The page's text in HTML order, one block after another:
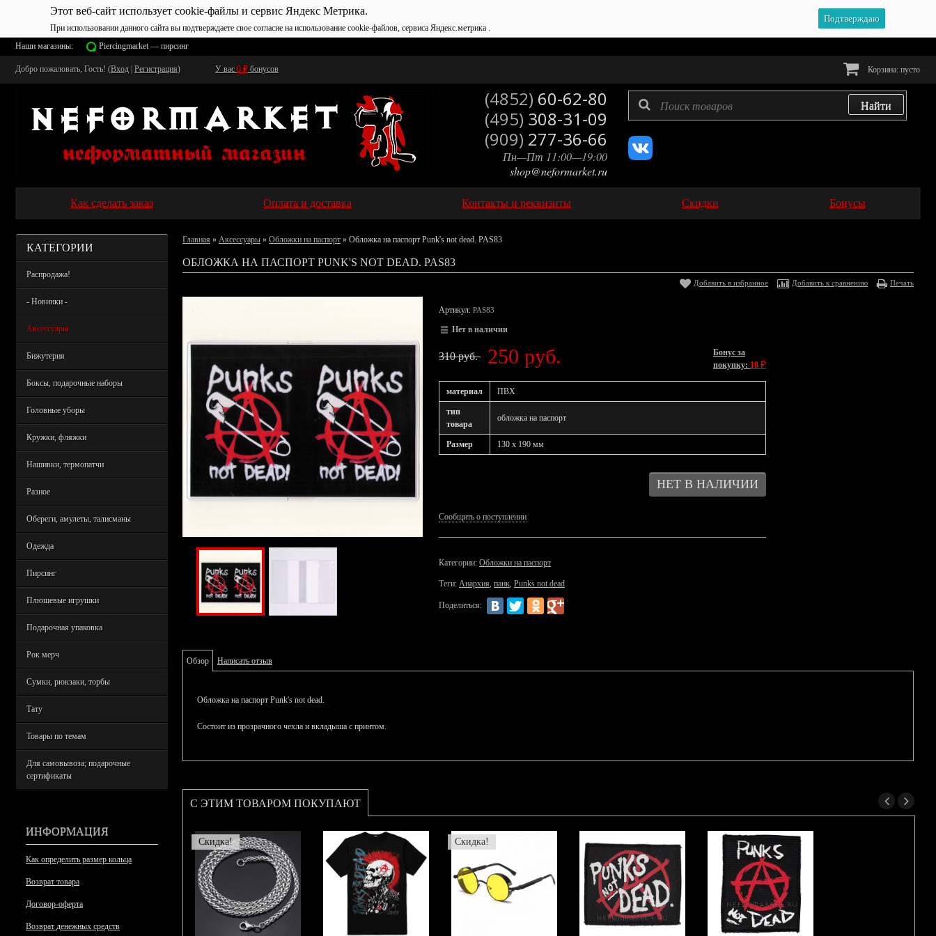
Этот веб-сайт использует cookie-файлы и сервис Яндекс Метрика.
При использовании данного сайта вы подтверждаете свое согласие на использование cookie-файлов, сервиса Яндекс.метрика .
Подтверждаю
Наши магазины: Piercingmarket — пирсинг
Добро пожаловать, Гость! (Вход Регистрация) У вас 0 ₽ бонусов Корзина: пусто
(4852) 60-62-80
(495) 308-31-09
(909) 277-36-66
Пн—Пт 11:00—19:00
shop@neformarket.ru
Как сделать заказ Оплата и доставка Контакты и реквизиты Скидки Бонусы
КАТЕГОРИИ
Распродажа!
- Новинки -
Аксессуары
Бижутерия
Боксы, подарочные наборы
Головные уборы
Кружки, фляжки
Нашивки, термопатчи
Разное
Обереги, амулеты, талисманы
Одежда
Пирсинг
Плюшевые игрушки
Подарочная упаковка
Рок мерч
Сумки, рюкзаки, торбы
Тату
Товары по темам
Для самовывоза; подарочные
сертификаты
ИНФОРМАЦИЯ
Как определить размер кольца
Возврат товара
Договор-оферта
Возврат денежных средств
Главная » Аксессуары » Обложки на паспорт » Обложка на паспорт Punk's not dead. PAS83
ОБЛОЖКА НА ПАСПОРТ PUNK'S NOT DEAD. PAS83
Добавить в избранное Добавить к сравнению Печать
Артикул: PAS83
Нет в наличии
310 руб. 250 руб.
Бонус за
покупку: 18 ₽
материал ПВХ
тип
товара
обложка на паспорт
Размер 130 х 190 мм
Сообщить о поступлении
Категории: Обложки на паспорт
Теги: Анархия, панк, Punks not dead
Поделиться:
Обзор Написать отзыв
Обложка на паспорт Punk's not dead.
Состоит из прозрачного чехла и вкладыша с принтом.
С ЭТИМ ТОВАРОМ ПОКУПАЮТ
Скидка! Скидка!